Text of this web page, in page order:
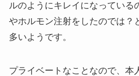
ルのようにキレイになっている
やホルモン注射をしたのでは？
多いようです。
プライベートなことなので、本